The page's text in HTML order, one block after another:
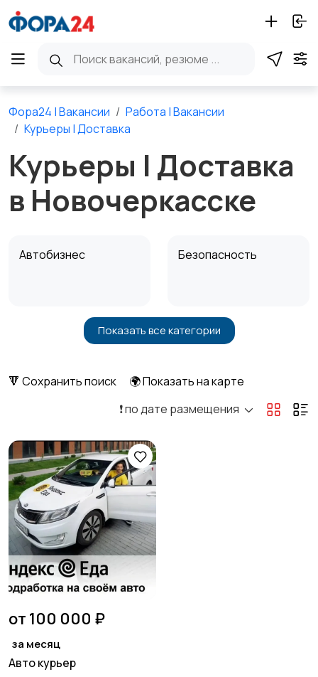
Фора24 | Вакансии
Работа | Вакансии
Курьеры | Доставка
Курьеры | Доставка
в Новочеркасске
Автобизнес Безопасность
Бытовые услуги и
Высший менеджмент
Добыча сырья,
Домашний персонал
Информационные
технологии
Курьеры | Доставка
Показать все категории
🔻 Сохранить поиск
🌍 Показать на карте
❗️ по дате размещения
от 100 000 ₽
за месяц
Авто курьер